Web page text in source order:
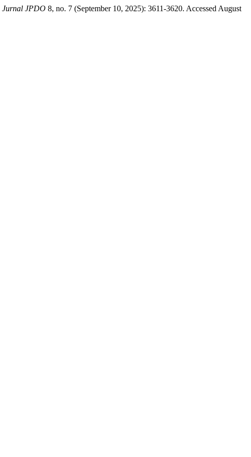
Jurnal JPDO 8, no. 7 (September 10, 2025): 3611-3620. Accessed August